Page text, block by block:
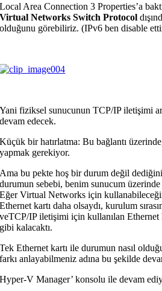
Local Area Connection 3 Properties’a
Virtual Networks Switch Protocol
olduğunu görebiliriz. (IPv6 ben disable
Yani fiziksel sunucunun TCP/IP iletişimi
devam edecek.
Küçük bir hatırlatma: Bu bağlantı
yapmak gerekiyor.
Ama bu pekte hoş bir durum değil
durumun sebebi, benim sunucum üzerinde
Eğer Virtual Networks için
Ethernet kartı daha olsaydı, kurulum
veTCP/IP iletişimi için kullanılan Ethernet
gibi kalacaktı.
Tek Ethernet kartı ile durumun nasıl
farkı anlayabilmeniz adına bu şekilde
Hyper-V Manager’ konsolu ile devam